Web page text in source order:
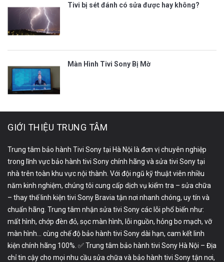
Tivi bị sét đánh có sửa được hay không?
Màn Hình Tivi Sony Bị Mờ
GIỚI THIỆU TRUNG TÂM
Trung tâm bảo hành Tivi Sony tại Hà Nội là đơn vị chuyên nghiệp
trong lĩnh vực bảo hành tivi Sony chính hãng và sửa tivi Sony tại
nhà trên toàn khu vực nội thành. Với đội ngũ kỹ thuật viên nhiều
năm kinh nghiệm, chúng tôi cung cấp dịch vụ kiểm tra – sửa chữa
– thay thế linh kiện tivi Sony Bravia tận nơi nhanh chóng, uy tín và
chuẩn hãng. Trung tâm nhận sửa tivi Sony các lỗi phổ biến như:
mất hình, chớp đèn đỏ, sọc màn hình, lỗi nguồn, hỏng bo mạch, vỡ
màn hình… cùng chế độ bảo hành tivi Sony dài hạn, cam kết linh
kiện chính hãng 100%. ✅ Trung tâm bảo hành tivi Sony Hà Nội – Địa
chỉ tin cậy cho mọi nhu cầu sửa chữa và bảo hành tivi Sony tận nơi,